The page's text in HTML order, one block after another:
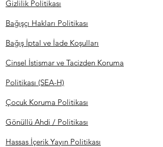
Gizlilik Politikası
Bağışçı Hakları Politikası
Bağış İptal ve İade Koşulları
Cinsel İstismar ve Tacizden Koruma
Politikası (SEA-H)
Çocuk Koruma Politikası
Gönüllü Ahdi / Politikası
Hassas İçerik Yayın Politikası